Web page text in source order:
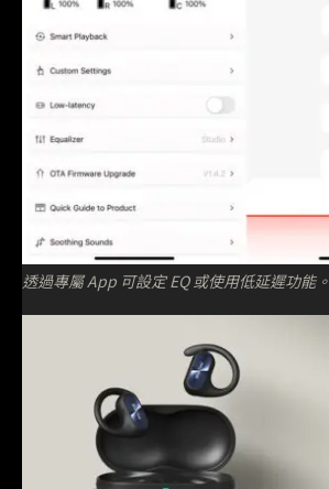
透過專屬 App 可設定 EQ 或使用低延遲功能。